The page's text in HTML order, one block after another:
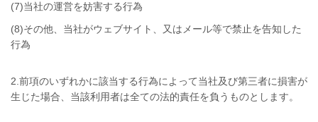
(7)当社の運営を妨害する行為
(8)その他、当社がウェブサイト、又はメール等で禁止を告知した
行為
2.前項のいずれかに該当する行為によって当社及び第三者に損害が
生じた場合、当該利用者は全ての法的責任を負うものとします。